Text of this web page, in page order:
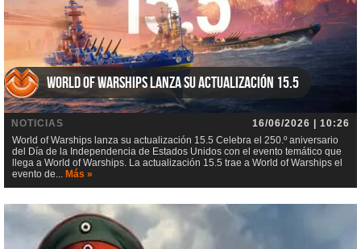
World of Warships lanza su actualización 15.5
NOTICIAS
16/06/2026 | 10:26
World of Warships lanza su actualización 15.5 Celebra el 250.º aniversario
del Día de la Independencia de Estados Unidos con el evento temático que
llega a World of Warships. La actualización 15.5 trae a World of Warships el
evento de... Más »